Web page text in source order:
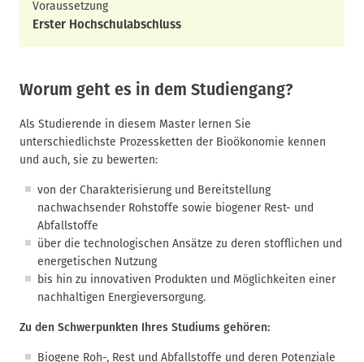
Voraussetzung
Erster Hochschulabschluss
Worum geht es in dem Studiengang?
Als Studierende in diesem Master lernen Sie
unterschiedlichste Prozessketten der Bioökonomie kennen
und auch, sie zu bewerten:
von der Charakterisierung und Bereitstellung
nachwachsender Rohstoffe sowie biogener Rest- und
Abfallstoffe
über die technologischen Ansätze zu deren stofflichen und
energetischen Nutzung
bis hin zu innovativen Produkten und Möglichkeiten einer
nachhaltigen Energieversorgung.
Zu den Schwerpunkten Ihres Studiums gehören:
Biogene Roh-, Rest und Abfallstoffe und deren Potenziale